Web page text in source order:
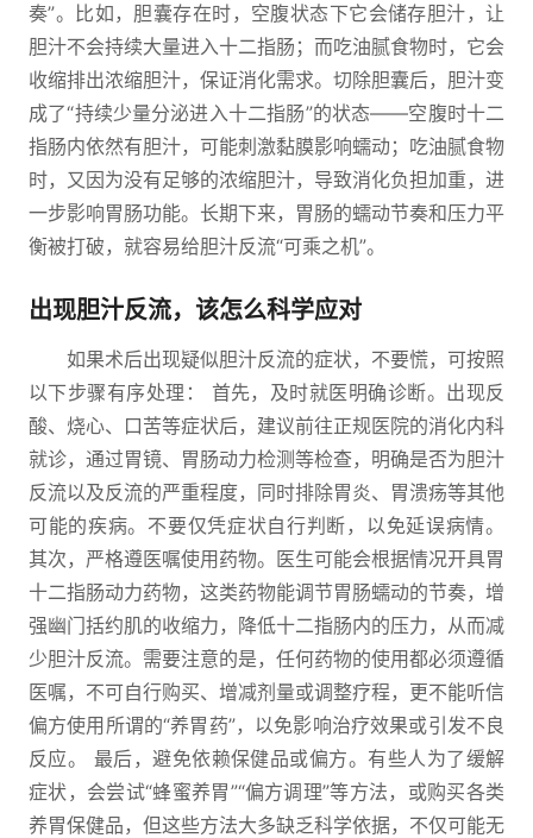
奏”。比如，胆囊存在时，空腹状态下它会储存胆汁，让
胆汁不会持续大量进入十二指肠；而吃油腻食物时，它会
收缩排出浓缩胆汁，保证消化需求。切除胆囊后，胆汁变
成了“持续少量分泌进入十二指肠”的状态——空腹时十二
指肠内依然有胆汁，可能刺激黏膜影响蠕动；吃油腻食物
时，又因为没有足够的浓缩胆汁，导致消化负担加重，进
一步影响胃肠功能。长期下来，胃肠的蠕动节奏和压力平
衡被打破，就容易给胆汁反流“可乘之机”。
出现胆汁反流，该怎么科学应对
如果术后出现疑似胆汁反流的症状，不要慌，可按照
以下步骤有序处理： 首先，及时就医明确诊断。出现反
酸、烧心、口苦等症状后，建议前往正规医院的消化内科
就诊，通过胃镜、胃肠动力检测等检查，明确是否为胆汁
反流以及反流的严重程度，同时排除胃炎、胃溃疡等其他
可能的疾病。不要仅凭症状自行判断，以免延误病情。
其次，严格遵医嘱使用药物。医生可能会根据情况开具胃
十二指肠动力药物，这类药物能调节胃肠蠕动的节奏，增
强幽门括约肌的收缩力，降低十二指肠内的压力，从而减
少胆汁反流。需要注意的是，任何药物的使用都必须遵循
医嘱，不可自行购买、增减剂量或调整疗程，更不能听信
偏方使用所谓的“养胃药”，以免影响治疗效果或引发不良
反应。 最后，避免依赖保健品或偏方。有些人为了缓解
症状，会尝试“蜂蜜养胃”“偏方调理”等方法，或购买各类
养胃保健品，但这些方法大多缺乏科学依据，不仅可能无